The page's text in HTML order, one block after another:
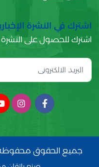
اشترك في النشرة
اشترك للحصول على النشرة
جميع الحقوق محفوظة لـ